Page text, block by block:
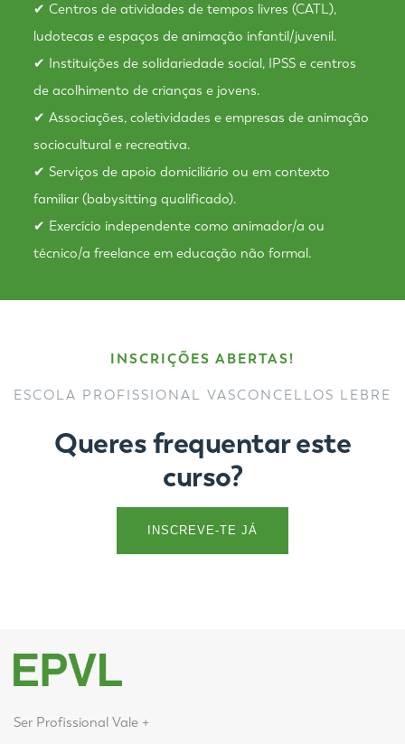
✔ Centros de atividades de tempos livres (CATL),
ludotecas e espaços de animação infantil/juvenil.
✔ Instituições de solidariedade social, IPSS e centros
de acolhimento de crianças e jovens.
✔ Associações, coletividades e empresas de animação
sociocultural e recreativa.
✔ Serviços de apoio domiciliário ou em contexto
familiar (babysitting qualificado).
✔ Exercício independente como animador/a ou
técnico/a freelance em educação não formal.
INSCRIÇÕES ABERTAS!
ESCOLA PROFISSIONAL VASCONCELLOS LEBRE
Queres frequentar este
curso?
INSCREVE-TE JÁ
Ser Profissional Vale +